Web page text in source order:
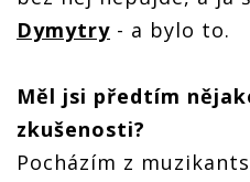
Dymytry - a bylo to.
Měl jsi předtím
zkušenosti?
Pocházím z